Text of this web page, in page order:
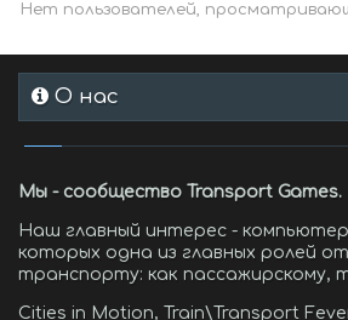
Нет пользователей,
О нас
Мы - сообщество Transport Games.
Наш главный интерес -
которых одна из главных ролей
транспорту: как пассажирскому,
Cities in Motion, Train\Transport